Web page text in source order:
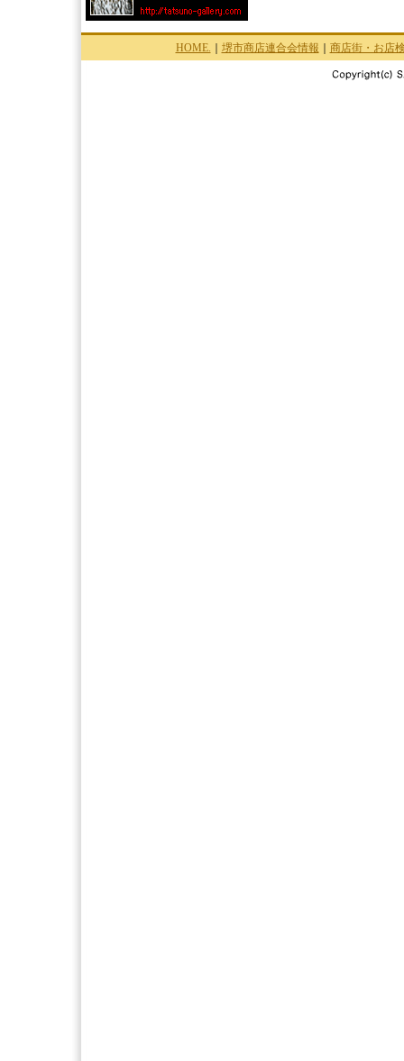
HOME. 堺市商店連合会情報 商店街・お店